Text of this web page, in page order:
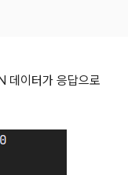
데이터가 응답으로